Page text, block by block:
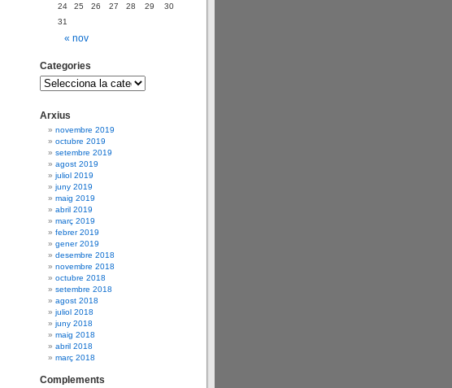
« nov
24
25 26 27 28 29
30
31
Categories
Arxius
novembre 2019
octubre 2019
setembre 2019
agost 2019
juliol 2019
juny 2019
maig 2019
abril 2019
març 2019
febrer 2019
gener 2019
desembre 2018
novembre 2018
octubre 2018
setembre 2018
agost 2018
juliol 2018
juny 2018
maig 2018
abril 2018
març 2018
Complements